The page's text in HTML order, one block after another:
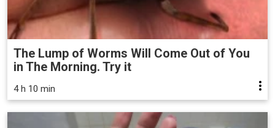
The Lump of Worms Will Come Out of You
in The Morning. Try it
4 h 10 min